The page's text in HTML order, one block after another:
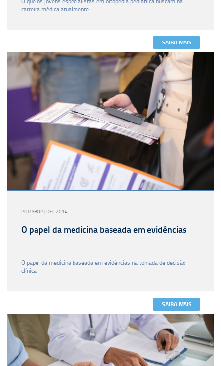
carreira médica atualmente
SAIBA MAIS
POR SBOP | DEC 2014
O papel da medicina baseada em evidências
O papel da medicina baseada em evidências na tomada de decisão
clínica
SAIBA MAIS